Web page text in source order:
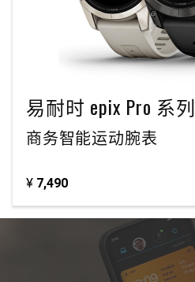
易耐时 epix Pro 系列
商务智能运动腕表
¥ 7,490